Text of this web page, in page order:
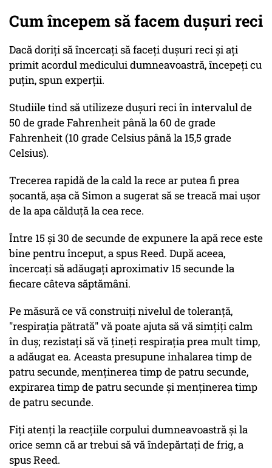
Cum începem să facem dușuri reci
Dacă doriți să încercați să faceți dușuri reci și ați
primit acordul medicului dumneavoastră, începeți cu
puțin, spun experții.
Studiile tind să utilizeze dușuri reci în intervalul de
50 de grade Fahrenheit până la 60 de grade
Fahrenheit (10 grade Celsius până la 15,5 grade
Celsius).
Trecerea rapidă de la cald la rece ar putea fi prea
șocantă, așa că Simon a sugerat să se treacă mai ușor
de la apa călduță la cea rece.
Între 15 și 30 de secunde de expunere la apă rece este
bine pentru început, a spus Reed. După aceea,
încercați să adăugați aproximativ 15 secunde la
fiecare câteva săptămâni.
Pe măsură ce vă construiți nivelul de toleranță,
"respirația pătrată" vă poate ajuta să vă simțiți calm
în duș; rezistați să vă țineți respirația prea mult timp,
a adăugat ea. Aceasta presupune inhalarea timp de
patru secunde, menținerea timp de patru secunde,
expirarea timp de patru secunde și menținerea timp
de patru secunde.
Fiți atenți la reacțiile corpului dumneavoastră și la
orice semn că ar trebui să vă îndepărtați de frig, a
spus Reed.